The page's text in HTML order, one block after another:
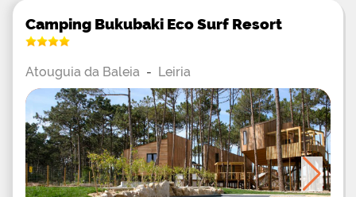
Camping Bukubaki Eco Surf Resort
Atouguia da Baleia - Leiria